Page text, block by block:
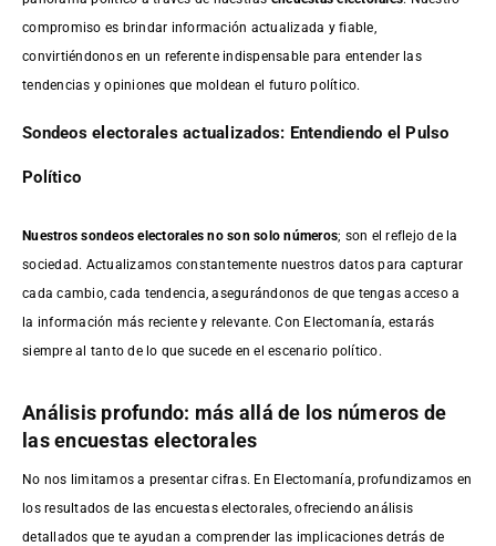
compromiso es brindar información actualizada y fiable,
convirtiéndonos en un referente indispensable para entender las
tendencias y opiniones que moldean el futuro político.
Sondeos electorales actualizados: Entendiendo el Pulso
Político
Nuestros sondeos electorales no son solo números; son el reflejo de la
sociedad. Actualizamos constantemente nuestros datos para capturar
cada cambio, cada tendencia, asegurándonos de que tengas acceso a
la información más reciente y relevante. Con Electomanía, estarás
siempre al tanto de lo que sucede en el escenario político.
Análisis profundo: más allá de los números de
las encuestas electorales
No nos limitamos a presentar cifras. En Electomanía, profundizamos en
los resultados de las encuestas electorales, ofreciendo análisis
detallados que te ayudan a comprender las implicaciones detrás de